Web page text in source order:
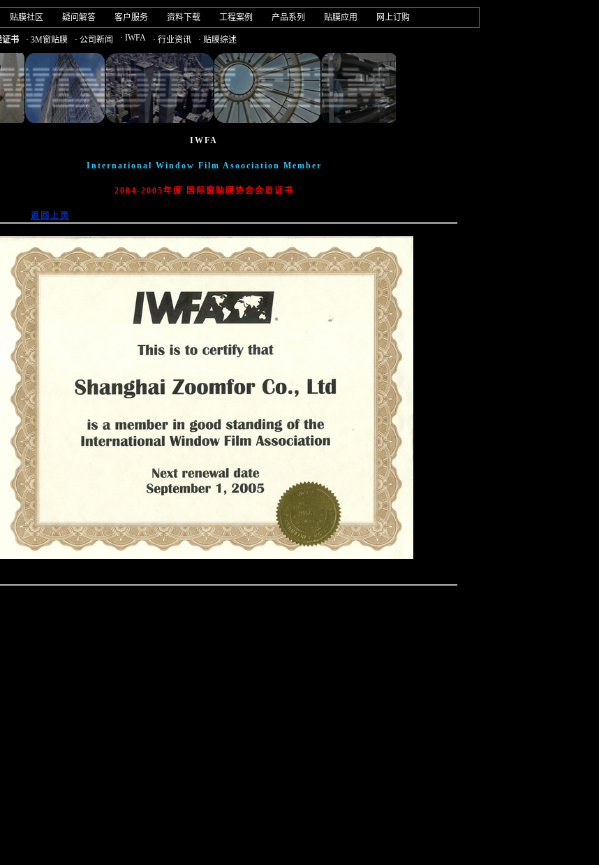
贴膜社区 疑问解答 客户服务 资料下载 工程案例 产品系列 贴膜应用 网上订购
证书 · 3M窗贴膜 · 公司新闻 · IWFA · 行业资讯 · 贴膜综述
IWFA
International Window Film Asoociation Member
2004-2005年度 国际窗贴膜协会会员证书
返回上页